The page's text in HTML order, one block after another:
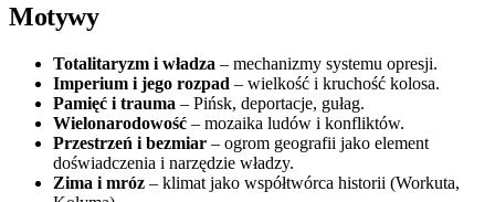
Motywy
Totalitaryzm i władza – mechanizmy systemu opresji.
Imperium i jego rozpad – wielkość i kruchość kolosa.
Pamięć i trauma – Pińsk, deportacje, gułag.
Wielonarodowość – mozaika ludów i konfliktów.
Przestrzeń i bezmiar – ogrom geografii jako element
doświadczenia i narzędzie władzy.
Zima i mróz – klimat jako współtwórca historii (Workuta,